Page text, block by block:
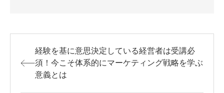
経験を基に意思決定している経営者は受講必
須！今こそ体系的にマーケティング戦略を学ぶ
意義とは